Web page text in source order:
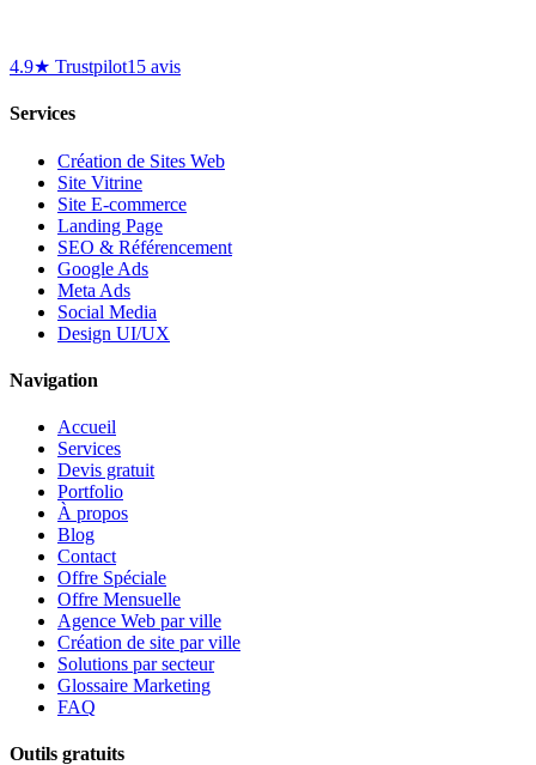
4.9★ Trustpilot15 avis
Services
Création de Sites Web
Site Vitrine
Site E-commerce
Landing Page
SEO & Référencement
Google Ads
Meta Ads
Social Media
Design UI/UX
Navigation
Accueil
Services
Devis gratuit
Portfolio
À propos
Blog
Contact
Offre Spéciale
Offre Mensuelle
Agence Web par ville
Création de site par ville
Solutions par secteur
Glossaire Marketing
FAQ
Outils gratuits